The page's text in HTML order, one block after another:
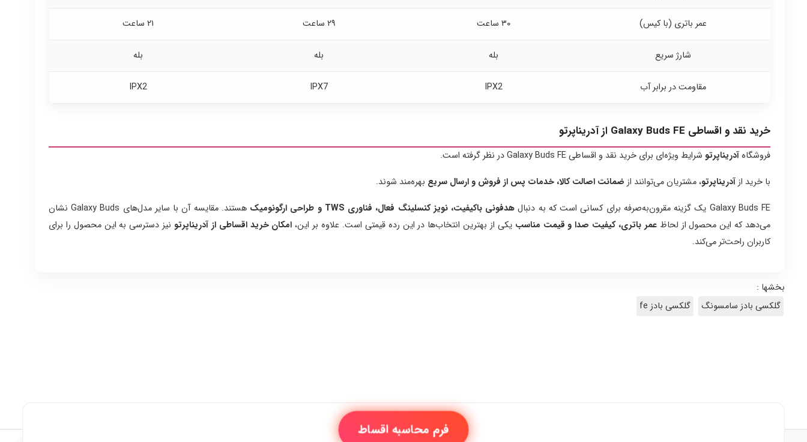
عمر باتری (با کیس) ۳۰ ساعت ۲۹ ساعت ۲۱ ساعت
شارژ سریع بله بله بله
مقاومت در برابر آب IPX2
IPX7
IPX2
خرید نقد و اقساطی Galaxy Buds FE از آدریناپرتو
فروشگاهآدریناپرتو شرایط ویژه‌ای برای خرید نقد و اقساطی Galaxy Buds FE در نظر گرفته است.
با خرید ازآدریناپرتو، مشتریان می‌توانند از ضمانت اصالت کالا، خدمات پس از فروش و ارسال سریع بهره‌مند شوند.
Galaxy Buds FE یک گزینه مقرون‌به‌صرفه برای کسانی است که به دنبال
هدفونی باکیفیت، نویز کنسلینگ فعال، فناوری TWS و طراحی ارگونومیک
هستند. مقایسه آن با سایر مدل‌های Galaxy Buds نشان
می‌دهد که این محصول از لحاظعمر باتری، کیفیت صدا و قیمت مناسب یکی از بهترین انتخاب‌ها در این رده قیمتی است. علاوه بر این، امکان خرید اقساطی از آدریناپرتونیز دسترسی به این محصول را برای
کاربران راحت‌تر می‌کند.
بخشها :
گلکسی بادز سامسونگ
گلکسی بادز fe
فرم محاسبه اقساط